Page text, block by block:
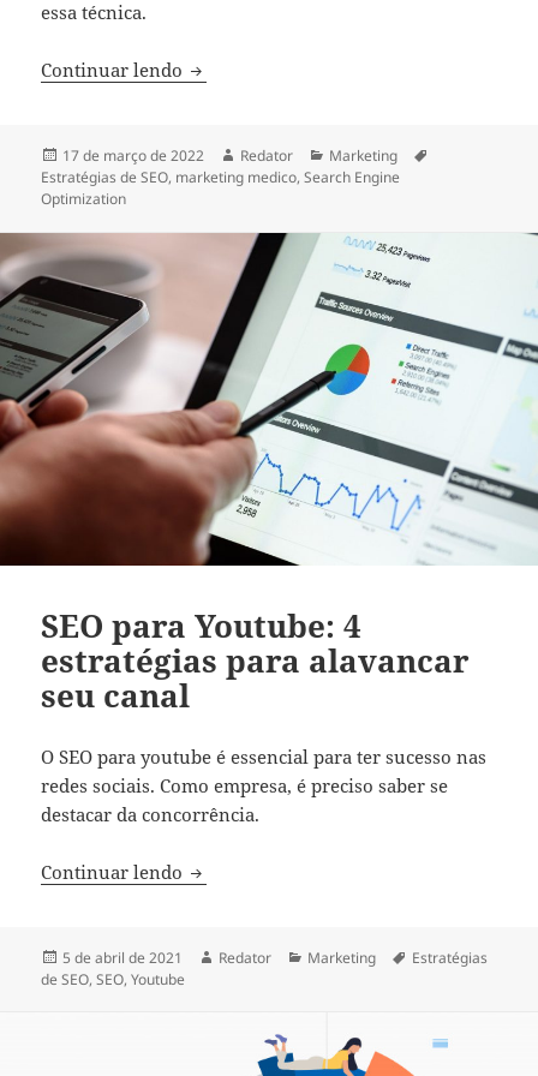
essa técnica.
Continuar lendo Por que SEO é tão vantajoso no
Publicado
em
17 de março de 2022 Autor
Redator Categorias
Marketing
Estratégias de SEO, marketing medico,Search Engine
Optimization
SEO para Youtube: 4
estratégias para alavancar
seu canal
O SEO para youtube é essencial para ter sucesso nas
redes sociais. Como empresa, é preciso saber se
destacar da concorrência.
Continuar lendo SEO para Youtube: 4 estratégias para
Publicado
em
5 de abril de 2021 Autor
Redator Categorias
Marketing Tags
Estratégias
de SEO,SEO,Youtube